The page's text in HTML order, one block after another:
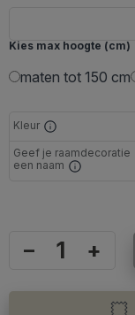
Kies max hoogte (cm)
maten tot 150 cm
Kleur
Geef je raamdecoratie
een naam
– +